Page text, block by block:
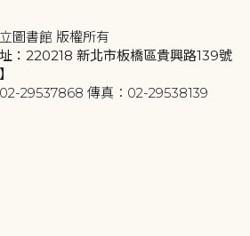
圖書館 版權所有
：220218 新北市板橋區貴興路139號
29537868 傳真：02-29538139